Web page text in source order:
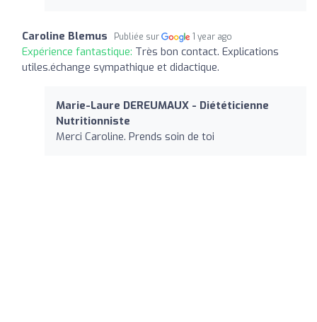
Caroline Blemus Publiée sur 1 year ago
Expérience fantastique: Très bon contact. Explications
utiles.échange sympathique et didactique.
Marie-Laure DEREUMAUX - Diététicienne
Nutritionniste
Merci Caroline. Prends soin de toi